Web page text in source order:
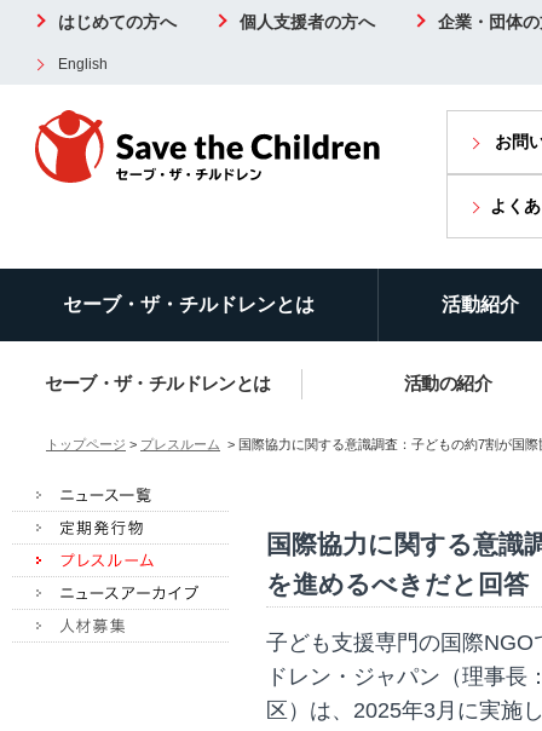
はじめての方へ 個人支援者の方へ 企業・団体
English
お問
よく
セーブ・ザ・チルドレンとは 活動紹介
セーブ・ザ・チルドレンとは 活動の紹介
トップページ > プレスルーム > 国際協力に関する意識調査：子どもの約7割が国
国際協力に関する意識
を進めるべきだと回答
子ども支援専門の国際
ドレン・ジャパン（理事
区）は、2025年3月に実施